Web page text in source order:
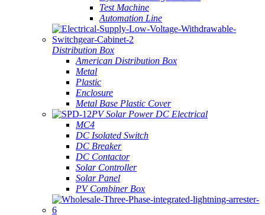
Test Machine
Automation Line
Distribution Box
American Distribution Box
Metal
Plastic
Enclosure
Metal Base Plastic Cover
PV Solar Power DC Electrical
MC4
DC Isolated Switch
DC Breaker
DC Contactor
Solar Controller
Solar Panel
PV Combiner Box